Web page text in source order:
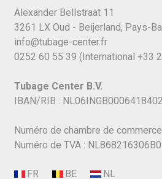
Alexander Bellstraat 11
3261 LX Oud - Beijerland, Pays-
info@tubage-center.fr
0252 60 55 39 (International +33
Tubage Center B.V.
IBAN/RIB : NL06INGB0006418402
Numéro de chambre de
Numéro de TVA :